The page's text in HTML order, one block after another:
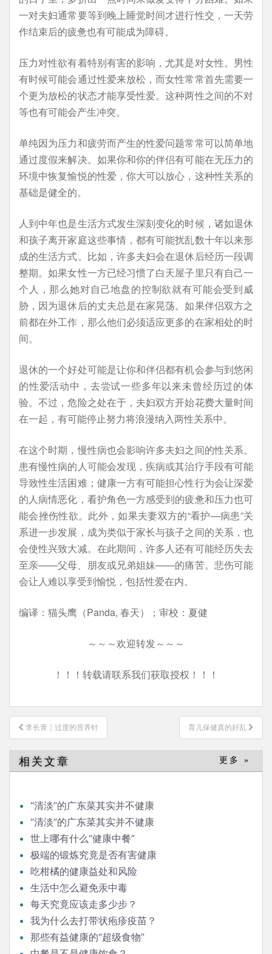
一对夫妇通常要等到晚上睡觉时间才进行性交，一天劳
作结束后的疲惫也有可能成为障碍。
压力对性欲有着特别有害的影响，尤其是对女性。男性
有时候可能会通过性爱来放松，而女性常常首先需要一
个更为放松的状态才能享受性爱。这种两性之间的不对
等也有可能会产生冲突。
单纯因为压力和疲劳而产生的性爱问题常常可以简单地
通过度假来解决。如果你和你的伴侣有可能在无压力的
环境中恢复愉悦的性爱，你大可以放心，这种性关系的
基础是健全的。
人到中年也是生活方式发生深刻变化的时候，诸如退休
和孩子离开家庭这些事情，都有可能扰乱数十年以来形
成的生活方式。比如，许多夫妇会在退休后经历一段调
整期。如果女性一方已经习惯了白天屋子里只有自己一
个人，那么她对自己地盘的控制欲就有可能会受到威
胁，因为退休后的丈夫总是在家晃荡。如果伴侣双方之
前都在外工作，那么他们必须适应更多的在家相处的时
间。
退休的一个好处可能是让你和伴侣都有机会参与到悠闲
的性爱活动中，去尝试一些多年以来未曾经历过的体
验。不过，危险之处在于，夫妇双方开始花费大量时间
在一起，有可能停止努力将浪漫纳入两性关系中。
在这个时期，慢性病也会影响许多夫妇之间的性关系。
患有慢性病的人可能会发现，疾病或其治疗手段有可能
导致性生活困难；健康一方有可能担心性行为会让深爱
的人病情恶化，看护角色一方感受到的疲惫和压力也可
能会挫伤性欲。此外，如果夫妻双方的“看护—病患”关
系进一步发展，成为类似于家长与孩子之间的关系，也
会使性兴致大减。在此期间，许多人还有可能经历失去
至亲——父母、朋友或兄弟姐妹——的痛苦。悲伤可能
会让人难以享受到愉悦，包括性爱在内。
编译：猫头鹰（Panda, 春天）；审校：夏健
～～～欢迎转发～～～
！！！转载请联系我们获取授权！！！
文
章
导
航
李长青｜过度的营养针 育儿保健真的好乱
相关文章 更多 »
“清淡”的广东菜其实并不健康
“清淡”的广东菜其实并不健康
世上哪有什么“健康中餐”
极端的锻炼究竟是否有害健康
吃柑橘的健康益处和风险
生活中怎么避免汞中毒
每天究竟应该走多少步？
我为什么去打带状疱疹疫苗？
那些有益健康的“超级食物”